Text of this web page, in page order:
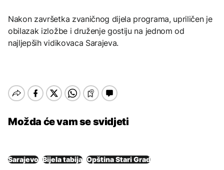
Nakon završetka zvaničnog dijela programa, upriličen je
obilazak izložbe i druženje gostiju na jednom od
najljepših vidikovaca Sarajeva.
Možda će vam se svidjeti
Sarajevo Bijela tabija Opština Stari Grad